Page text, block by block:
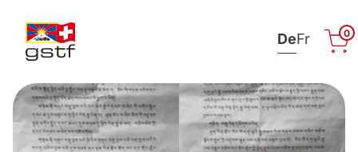
Zum Inhalt springen
DeFr 0